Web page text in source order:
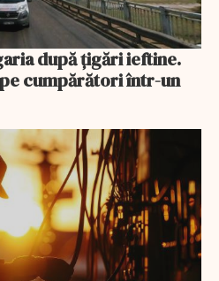
după țigări ieftine.
cumpărători într-un